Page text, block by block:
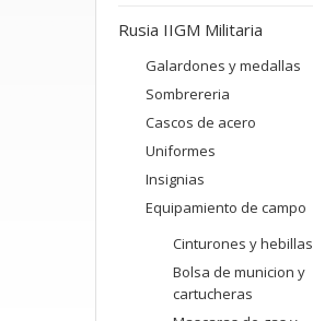
Rusia IIGM Militaria
Galardones y medallas
Sombrereria
Cascos de acero
Uniformes
Insignias
Equipamiento de campo
Cinturones y hebillas
Bolsa de municion y
cartucheras